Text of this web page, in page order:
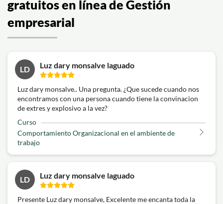
gratuitos en línea de Gestión
empresarial
LD Luz dary monsalve laguado
Luz dary monsalve.. Una pregunta. ¿Que sucede cuando nos
encontramos con una persona cuando tiene la convinacion
de extres y explosivo a la vez?
Curso
Comportamiento Organizacional en el ambiente de
trabajo
LD Luz dary monsalve laguado
Presente Luz dary monsalve, Excelente me encanta toda la